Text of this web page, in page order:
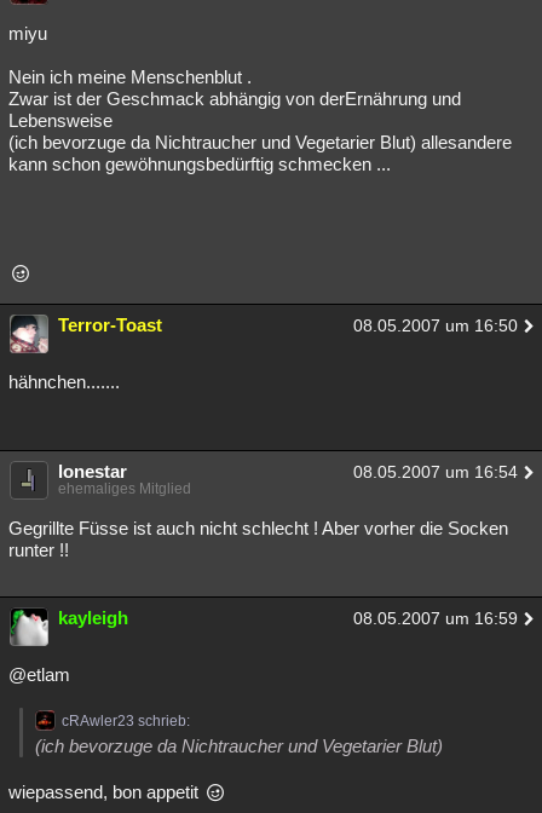
Besucht
Lesenswert Schlüsselwörter
miyu
Nein ich meine Menschenblut .
Zwar ist der Geschmack abhängig von derErnährung und
Lebensweise
(ich bevorzuge da Nichtraucher und Vegetarier Blut) allesandere
kann schon gewöhnungsbedürftig schmecken ...
Terror-Toast 08.05.2007 um 16:50
hähnchen.......
lonestar 08.05.2007 um 16:54
ehemaliges Mitglied
Gegrillte Füsse ist auch nicht schlecht ! Aber vorher die Socken
runter !!
kayleigh 08.05.2007 um 16:59
@etlam
cRAwler23 schrieb:
(ich bevorzuge da Nichtraucher und Vegetarier Blut)
wiepassend, bon appetit